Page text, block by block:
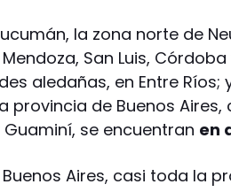
la zona norte de
San Luis, Córdoba
aledañas, en Entre Ríos;
provincia de Buenos
Guaminí, se encuentran en
Aires, casi toda la